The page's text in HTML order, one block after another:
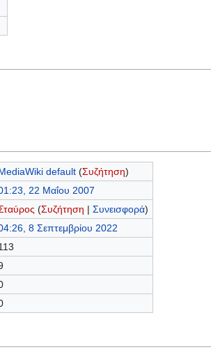
default (Συζήτηση)
22 Μαΐου 2007
(Συζήτηση | Συνεισφορά)
8 Σεπτεμβρίου 2022